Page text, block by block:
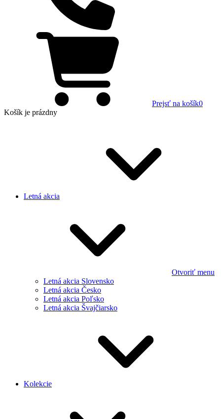
Prejsť na košík0
Košík je prázdny
Letná akcia
Otvoriť menu
Letná akcia Slovensko
Letná akcia Česko
Letná akcia Poľsko
Letná akcia Švajčiarsko
Kolekcie